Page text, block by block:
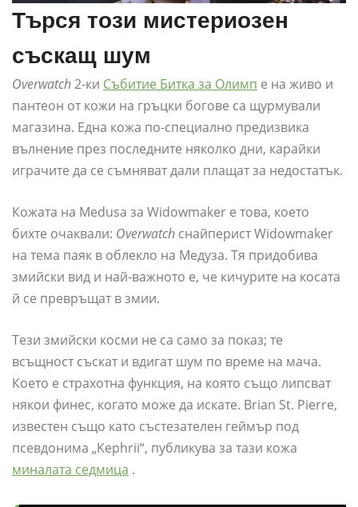
Търся този мистериозен
съскащ шум
Overwatch2-ки Събитие Битка за Олимп е на живо и
пантеон от кожи на гръцки богове са щурмували
магазина. Една кожа по-специално предизвика
вълнение през последните няколко дни, карайки
играчите да се съмняват дали плащат за недостатък.
Кожата на Medusa за Widowmaker е това, което
бихте очаквали: Overwatch снайперист Widowmaker
на тема паяк в облекло на Медуза. Тя придобива
змийски вид и най-важното е, че кичурите на косата
й се превръщат в змии.
Тези змийски косми не са само за показ; те
всъщност съскат и вдигат шум по време на мача.
Което е страхотна функция, на която също липсват
някои финес, когато може да искате. Brian St. Pierre,
известен също като състезателен геймър под
псевдонима „Kephrii“, публикува за тази кожа
миналата седмица .